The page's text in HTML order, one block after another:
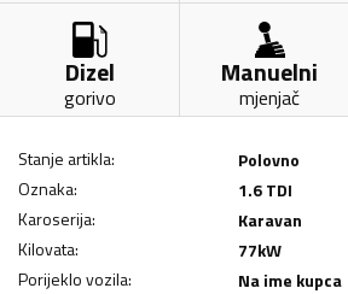
Dizel
gorivo
Manuelni
mjenjač
Stanje artikla:
Polovno
Oznaka:
1.6 TDI
Karoserija:
Karavan
Kilovata: 77kW
Porijeklo vozila:
Na ime kupca